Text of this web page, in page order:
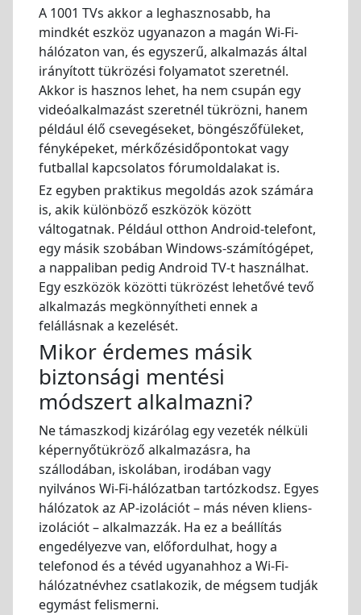
A 1001 TVs akkor a leghasznosabb, ha
mindkét eszköz ugyanazon a magán Wi-Fi-
hálózaton van, és egyszerű, alkalmazás által
irányított tükrözési folyamatot szeretnél.
Akkor is hasznos lehet, ha nem csupán egy
videóalkalmazást szeretnél tükrözni, hanem
például élő csevegéseket, böngészőfüleket,
fényképeket, mérkőzésidőpontokat vagy
futballal kapcsolatos fórumoldalakat is.
Ez egyben praktikus megoldás azok számára
is, akik különböző eszközök között
váltogatnak. Például otthon Android-telefont,
egy másik szobában Windows-számítógépet,
a nappaliban pedig Android TV-t használhat.
Egy eszközök közötti tükrözést lehetővé tevő
alkalmazás megkönnyítheti ennek a
felállásnak a kezelését.
Mikor érdemes másik
biztonsági mentési
módszert alkalmazni?
Ne támaszkodj kizárólag egy vezeték nélküli
képernyőtükröző alkalmazásra, ha
szállodában, iskolában, irodában vagy
nyilvános Wi-Fi-hálózatban tartózkodsz. Egyes
hálózatok az AP-izolációt – más néven kliens-
izolációt – alkalmazzák. Ha ez a beállítás
engedélyezve van, előfordulhat, hogy a
telefonod és a tévéd ugyanahhoz a Wi-Fi-
hálózatnévhez csatlakozik, de mégsem tudják
egymást felismerni.